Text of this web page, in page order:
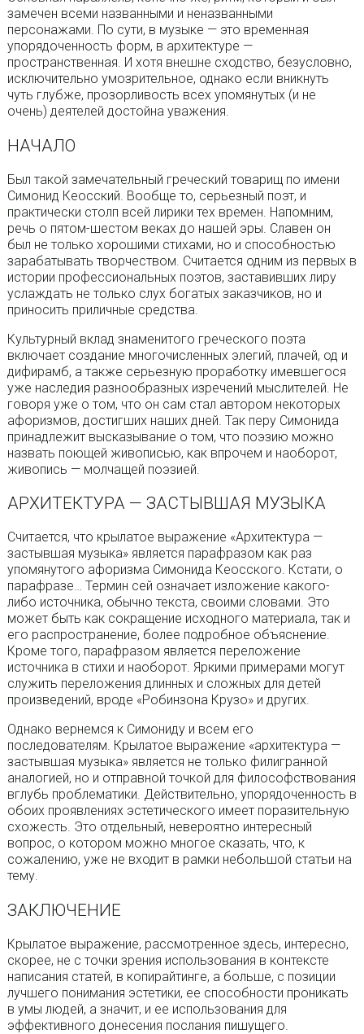
замечен всеми названными и неназванными
персонажами. По сути, в музыке — это временная
упорядоченность форм, в архитектуре —
пространственная. И хотя внешне сходство, безусловно,
исключительно умозрительное, однако если вникнуть
чуть глубже, прозорливость всех упомянутых (и не
очень) деятелей достойна уважения.
НАЧАЛО
Был такой замечательный греческий товарищ по имени
Симонид Кеосский. Вообще то, серьезный поэт, и
практически столп всей лирики тех времен. Напомним,
речь о пятом-шестом веках до нашей эры. Славен он
был не только хорошими стихами, но и способностью
зарабатывать творчеством. Считается одним из первых в
истории профессиональных поэтов, заставивших лиру
услаждать не только слух богатых заказчиков, но и
приносить приличные средства.
Культурный вклад знаменитого греческого поэта
включает создание многочисленных элегий, плачей, од и
дифирамб, а также серьезную проработку имевшегося
уже наследия разнообразных изречений мыслителей. Не
говоря уже о том, что он сам стал автором некоторых
афоризмов, достигших наших дней. Так перу Симонида
принадлежит высказывание о том, что поэзию можно
назвать поющей живописью, как впрочем и наоборот,
живопись — молчащей поэзией.
АРХИТЕКТУРА — ЗАСТЫВШАЯ МУЗЫКА
Считается, что крылатое выражение «Архитектура —
застывшая музыка» является парафразом как раз
упомянутого афоризма Симонида Кеосского. Кстати, о
парафразе… Термин сей означает изложение какого-
либо источника, обычно текста, своими словами. Это
может быть как сокращение исходного материала, так и
его распространение, более подробное объяснение.
Кроме того, парафразом является переложение
источника в стихи и наоборот. Яркими примерами могут
служить переложения длинных и сложных для детей
произведений, вроде «Робинзона Крузо» и других.
Однако вернемся к Симониду и всем его
последователям. Крылатое выражение «архитектура —
застывшая музыка» является не только филигранной
аналогией, но и отправной точкой для философствования
вглубь проблематики. Действительно, упорядоченность в
обоих проявлениях эстетического имеет поразительную
схожесть. Это отдельный, невероятно интересный
вопрос, о котором можно многое сказать, что, к
сожалению, уже не входит в рамки небольшой статьи на
тему.
ЗАКЛЮЧЕНИЕ
Крылатое выражение, рассмотренное здесь, интересно,
скорее, не с точки зрения использования в контексте
написания статей, в копирайтинге, а больше, с позиции
лучшего понимания эстетики, ее способности проникать
в умы людей, а значит, и ее использования для
эффективного донесения послания пишущего.